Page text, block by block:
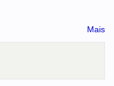
Mais